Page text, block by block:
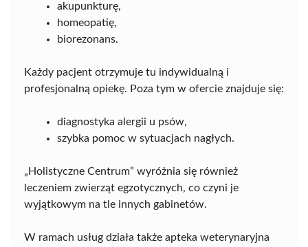
akupunkturę,
homeopatię,
biorezonans.
Każdy pacjent otrzymuje tu indywidualną i
profesjonalną opiekę. Poza tym w ofercie znajduje się:
diagnostyka alergii u psów,
szybka pomoc w sytuacjach nagłych.
„Holistyczne Centrum” wyróżnia się również
leczeniem zwierząt egzotycznych, co czyni je
wyjątkowym na tle innych gabinetów.
W ramach usług działa także apteka weterynaryjna